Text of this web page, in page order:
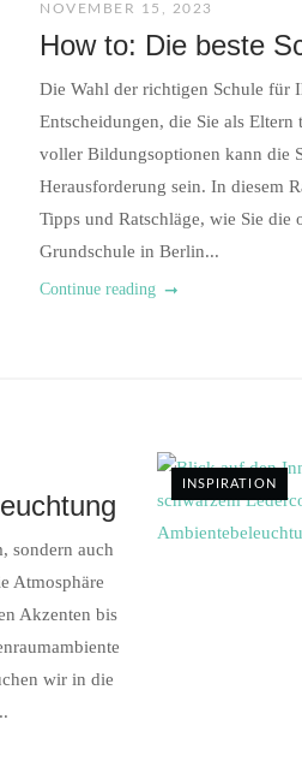
NOVEMBER 15, 2023
How to: Die beste
Die Wahl der richtigen Schule für
Entscheidungen, die Sie als
voller Bildungsoptionen kann die
Herausforderung sein. In diesem
Tipps und Ratschläge, wie Sie
Grundschule in Berlin...
Continue reading
INSPIRATION
sondern auch
Atmosphäre
Akzenten bis
wir in die